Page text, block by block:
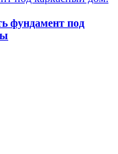
фундамент под